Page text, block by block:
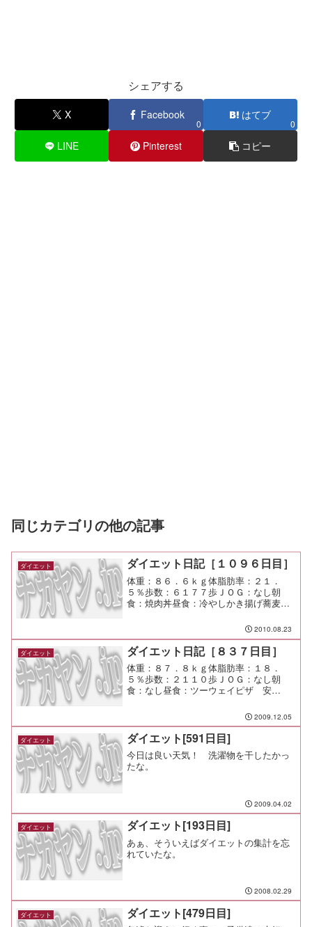
シェアする
X Facebook
0
はてブ
0
LINE Pinterest コピー
同じカテゴリの他の記事
ダイエット ダイエット日記［１０９６日目］
体重：８６．６ｋｇ体脂肪率：２１．
５％歩数：６１７７歩ＪＯＧ：なし朝
食：焼肉丼昼食：冷やしかき揚げ蕎麦大
０夕食：懇親会間食：メモ：研修はハー
ドだけど楽しい。 周囲の期待もあるん
だから、もっともっと頭を使わ...
2010.08.23
ダイエット ダイエット日記［８３７日目］
体重：８７．８ｋｇ体脂肪率：１８．
５％歩数：２１１０歩ＪＯＧ：なし朝
食：なし昼食：ツーウェイピザ 安
の午後はスイミングで終わるって不毛だ
な・・・。
2009.12.05
ダイエット ダイエット[591日目]
今日は良い天気！ 洗濯物を干したかっ
たな。
2009.04.02
ダイエット ダイエット[193日目]
あぁ、そういえばダイエットの集計を忘
れていたな。
2008.02.29
ダイエット ダイエット[479日目]